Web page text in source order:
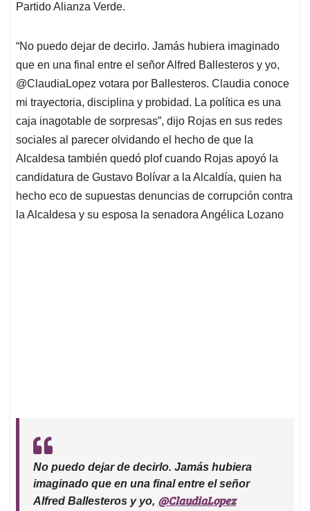
Partido Alianza Verde.
“No puedo dejar de decirlo. Jamás hubiera imaginado
que en una final entre el señor Alfred Ballesteros y yo,
@ClaudiaLopez votara por Ballesteros. Claudia conoce
mi trayectoria, disciplina y probidad. La política es una
caja inagotable de sorpresas”, dijo Rojas en sus redes
sociales al parecer olvidando el hecho de que la
Alcaldesa también quedó plof cuando Rojas apoyó la
candidatura de Gustavo Bolívar a la Alcaldía, quien ha
hecho eco de supuestas denuncias de corrupción contra
la Alcaldesa y su esposa la senadora Angélica Lozano
No puedo dejar de decirlo. Jamás hubiera
imaginado que en una final entre el señor
Alfred Ballesteros y yo, @ClaudiaLopez